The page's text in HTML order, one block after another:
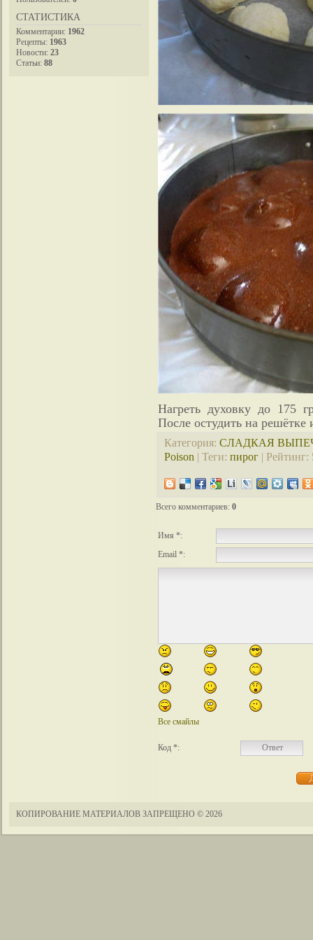
СТАТИСТИКА
Комментарии: 1962
Рецепты: 1963
Новости: 23
Статьи: 88
Нагреть духовку до 175
После остудить на решётке
Категория: СЛАДКАЯ
Poison | Теги: пирог | Рейтинг:
Всего комментариев: 0
Имя *:
Email *:
Все смайлы
Код *:
КОПИРОВАНИЕ МАТЕРИАЛОВ ЗАПРЕЩЕНО © 2026